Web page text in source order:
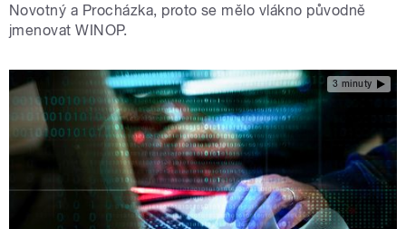
Novotný a Procházka, proto se mělo vlákno původně
jmenovat WINOP.
3 minuty